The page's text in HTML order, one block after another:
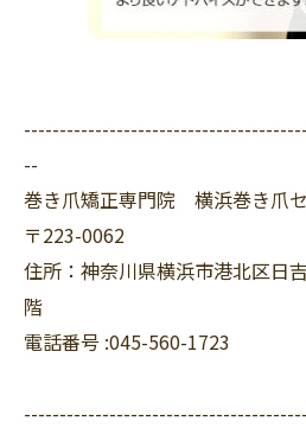
--
巻き爪矯正専門院 横浜巻き爪
〒223-0062
住所：神奈川県横浜市港北区日
階
電話番号 :045-560-1723